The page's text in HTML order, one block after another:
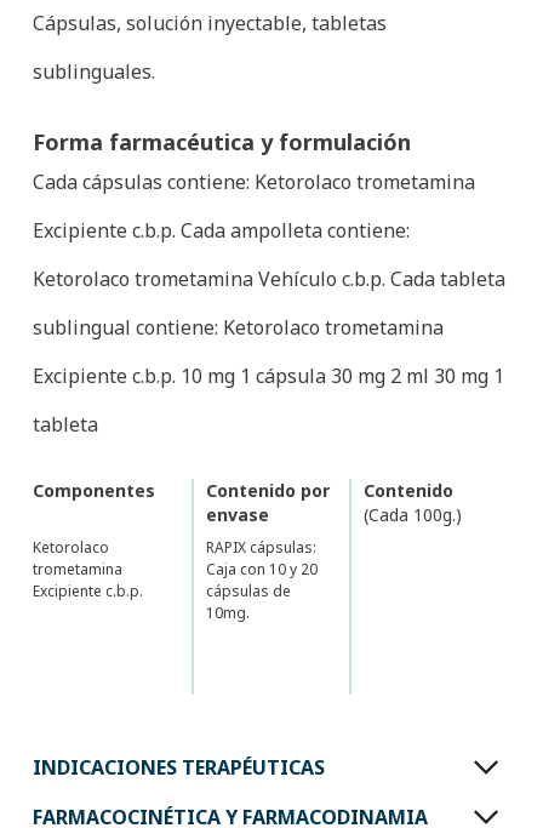
INDICACIONES TERAPÉUTICAS
FARMACOCINÉTICA Y FARMACODINAMIA
Cápsulas, solución inyectable, tabletas
sublinguales.
Forma farmacéutica y formulación
Cada cápsulas contiene: Ketorolaco trometamina
Excipiente c.b.p. Cada ampolleta contiene:
Ketorolaco trometamina Vehículo c.b.p. Cada tableta
sublingual contiene: Ketorolaco trometamina
Excipiente c.b.p. 10 mg 1 cápsula 30 mg 2 ml 30 mg 1
tableta
Componentes
Ketorolaco
trometamina
Excipiente c.b.p.
Contenido por
envase
RAPIX cápsulas:
Caja con 10 y 20
cápsulas de
10mg.
Contenido
(Cada 100g.)